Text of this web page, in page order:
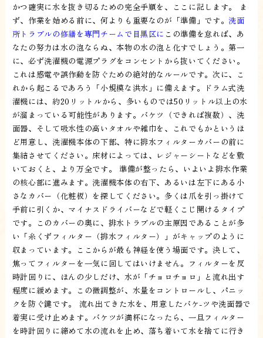
かつ確実に水を抜き切るための完全手順を、ここに記します。 ま
ず、作業を始める前に、何よりも重要なのが「準備」です。 洗面
所トラブルの修繕を専門チームで目黒区に この準備を怠れば、あ
なたの努力は水の泡ならぬ、本物の水の泡と化すでしょう。第一
に、必ず洗濯機の電源プラグをコンセントから抜いてください。
これは感電や誤作動を防ぐための絶対的なルールです。次に、こ
れから起こるであろう「小規模な洪水」に備えます。ドラム式洗
濯機には、約20リットルから、多いものでは50リットル以上の水
が溜まっている可能性があります。バケツ（できれば複数）、洗
面器、そして吸水性の高いタオルや雑巾を、これでもかというほ
ど用意し、洗濯機本体の下部、特に排水フィルターカバーの前に
集結させてください。床材によっては、レジャーシートなどを敷
いておくと、より万全です。 準備が整ったら、いよいよ排水作業
の核心部に進みます。洗濯機本体の右下、あるいは左下にある小
さなカバー（化粧板）を探してください。多くは爪を引っ掛けて
手前に引くか、マイナスドライバーなどで軽くこじ開けるタイプ
です。このカバーの奥に、排水トラブルの主原因であることが多
い「糸くずフィルター（排水フィルター）」がキャップのように
収まっています。ここからが最も神経を使う場面です。決して、
焦ってフィルターを一気に回してはいけません。フィルターを反
時計回りに、ほんの少しだけ、水が「チョロチョロ」と流れ出す
程度に緩めます。この微調整が、水量をコントロールし、パニッ
クを防ぐ鍵です。 流れ出てきた水を、用意したバケ-ツや洗面器で
着実に受け止めます。バケツが満杯になったら、一旦フィルター
を時計回りに締めて水の流れを止め、落ち着いて水を捨てに行き